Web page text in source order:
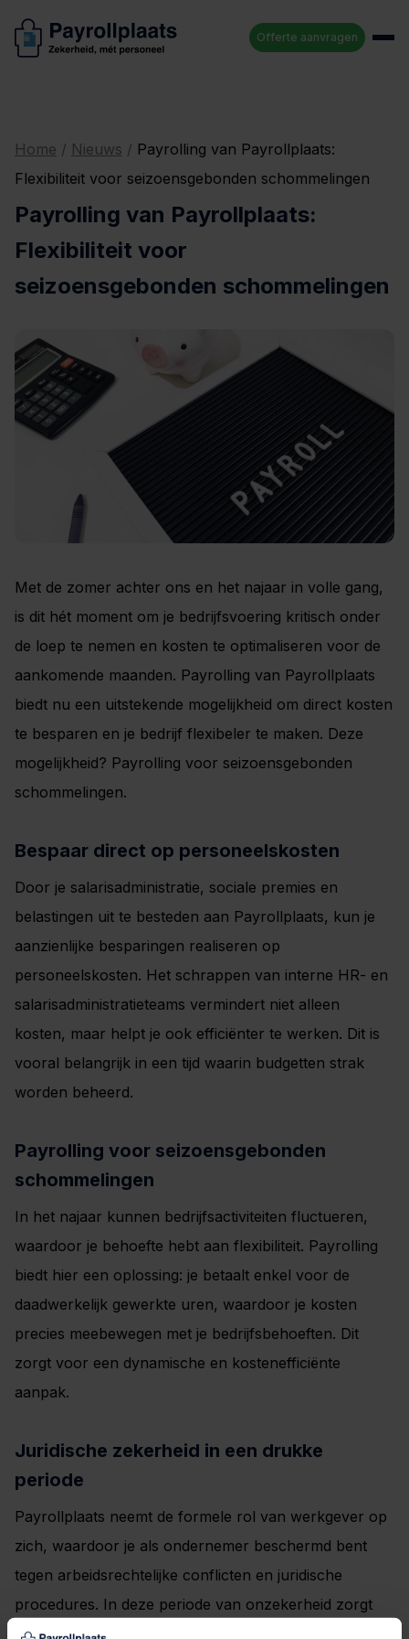
Offerte aanvragen
Home / Nieuws / Payrolling van Payrollplaats:
Flexibiliteit voor seizoensgebonden schommelingen
Payrolling van Payrollplaats:
Flexibiliteit voor
seizoensgebonden schommelingen
Met de zomer achter ons en het najaar in volle gang,
is dit hét moment om je bedrijfsvoering kritisch onder
de loep te nemen en kosten te optimaliseren voor de
aankomende maanden. Payrolling van Payrollplaats
biedt nu een uitstekende mogelijkheid om direct kosten
te besparen en je bedrijf flexibeler te maken. Deze
mogelijkheid? Payrolling voor seizoensgebonden
schommelingen.
Bespaar direct op personeelskosten
Door je salarisadministratie, sociale premies en
belastingen uit te besteden aan Payrollplaats, kun je
aanzienlijke besparingen realiseren op
personeelskosten. Het schrappen van interne HR- en
salarisadministratieteams vermindert niet alleen
kosten, maar helpt je ook efficiënter te werken. Dit is
vooral belangrijk in een tijd waarin budgetten strak
worden beheerd.
Payrolling voor seizoensgebonden
schommelingen
In het najaar kunnen bedrijfsactiviteiten fluctueren,
waardoor je behoefte hebt aan flexibiliteit. Payrolling
biedt hier een oplossing: je betaalt enkel voor de
daadwerkelijk gewerkte uren, waardoor je kosten
precies meebewegen met je bedrijfsbehoeften. Dit
zorgt voor een dynamische en kostenefficiënte
aanpak.
Juridische zekerheid in een drukke
periode
Payrollplaats neemt de formele rol van werkgever op
zich, waardoor je als ondernemer beschermd bent
tegen arbeidsrechtelijke conflicten en juridische
procedures. In deze periode van onzekerheid zorgt
payrolling voor gemoedsrust, zodat jij je kunt